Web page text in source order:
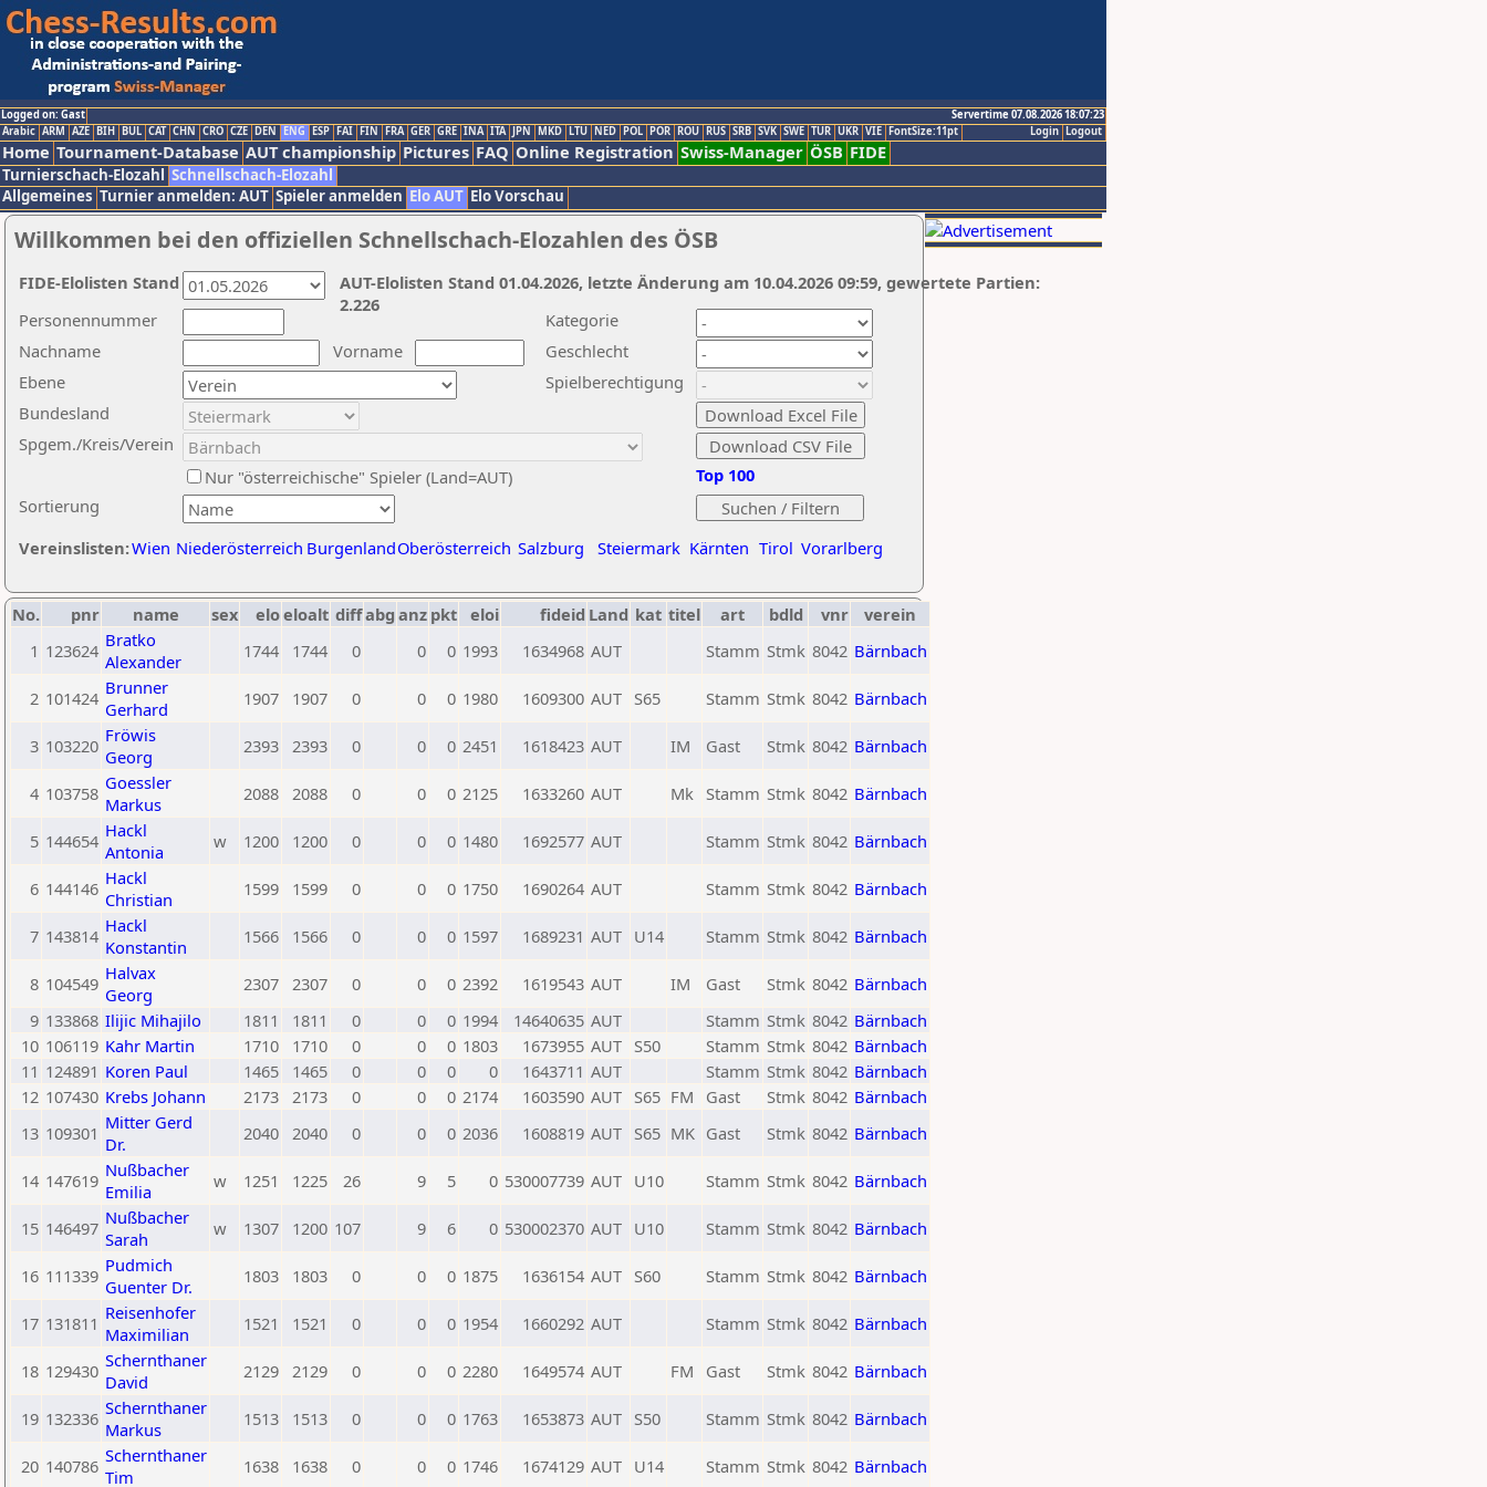
Logged on: Gast
Servertime 07.08.2026 18:07:23
Logout
Login
Arabic ARM AZE BIH BUL CAT CHN CRO CZE DEN ENG ESP FAI FIN FRA GER GRE INA ITA JPN MKD LTU NED POL POR ROU RUS SRB SVK SWE TUR UKR VIE FontSize:11pt
Home Tournament-Database AUT championship Pictures FAQ Online Registration Swiss-Manager ÖSB FIDE
Turnierschach-Elozahl Schnellschach-Elozahl
Allgemeines Turnier anmelden: AUT Spieler anmelden Elo AUT Elo Vorschau
Willkommen bei den offiziellen Schnellschach-Elozahlen des ÖSB
Nachname
Vorname
Ebene
Kategorie
Sortierung
Personennummer
Bundesland
Spgem./Kreis/Verein
Geschlecht
Nur "österreichische" Spieler (Land=AUT)
Spielberechtigung
Vereinslisten:Wien Niederösterreich BurgenlandOberösterreich Salzburg Steiermark Kärnten Tirol Vorarlberg
Top 100
AUT-Elolisten Stand 01.04.2026, letzte Änderung am 10.04.2026 09:59, gewertete Partien:
2.226
FIDE-Elolisten Stand
No. pnr name sex eloeloalt diffabg anz pkt eloi fideid Land kat titel art bdld vnr
verein
1 123624 Bratko
Alexander
1744 1744 0 0 0 1993 1634968 AUT Stamm Stmk 8042 Bärnbach
2 101424 Brunner
Gerhard
1907 1907 0 0 0 1980 1609300 AUT S65 Stamm Stmk 8042 Bärnbach
3 103220 Fröwis
Georg
2393 2393 0 0 0 2451 1618423 AUT IM Gast Stmk 8042 Bärnbach
4 103758 Goessler
Markus
2088 2088 0 0 0 2125 1633260 AUT Mk Stamm Stmk 8042 Bärnbach
5 144654 Hackl
Antonia
w 1200 1200 0 0 0 1480 1692577 AUT Stamm Stmk 8042 Bärnbach
6 144146 Hackl
Christian
1599 1599 0 0 0 1750 1690264 AUT Stamm Stmk 8042 Bärnbach
7 143814 Hackl
Konstantin
1566 1566 0 0 0 1597 1689231 AUT U14 Stamm Stmk 8042 Bärnbach
8 104549 Halvax
Georg
2307 2307 0 0 0 2392 1619543 AUT IM Gast Stmk 8042 Bärnbach
9 133868 Ilijic Mihajilo 1811 1811 0 0 0 1994 14640635 AUT Stamm Stmk 8042 Bärnbach
10 106119 Kahr Martin 1710 1710 0 0 0 1803 1673955 AUT S50 Stamm Stmk 8042 Bärnbach
11 124891 Koren Paul 1465 1465 0 0 0 0 1643711 AUT Stamm Stmk 8042 Bärnbach
12 107430 Krebs Johann 2173 2173 0 0 0 2174 1603590 AUT S65 FM Gast Stmk 8042 Bärnbach
13 109301 Mitter Gerd
Dr.
2040 2040 0 0 0 2036 1608819 AUT S65 MK Gast Stmk 8042 Bärnbach
14 147619 Nußbacher
Emilia
w 1251 1225 26 9 5 0 530007739 AUT U10 Stamm Stmk 8042 Bärnbach
15 146497 Nußbacher
Sarah
w 1307 1200 107 9 6 0 530002370 AUT U10 Stamm Stmk 8042 Bärnbach
16 111339 Pudmich
Guenter Dr.
1803 1803 0 0 0 1875 1636154 AUT S60 Stamm Stmk 8042 Bärnbach
17 131811 Reisenhofer
Maximilian
1521 1521 0 0 0 1954 1660292 AUT Stamm Stmk 8042 Bärnbach
18 129430 Schernthaner
David
2129 2129 0 0 0 2280 1649574 AUT FM Gast Stmk 8042 Bärnbach
19 132336 Schernthaner
Markus
1513 1513 0 0 0 1763 1653873 AUT S50 Stamm Stmk 8042 Bärnbach
20 140786 Schernthaner
Tim
1638 1638 0 0 0 1746 1674129 AUT U14 Stamm Stmk 8042 Bärnbach